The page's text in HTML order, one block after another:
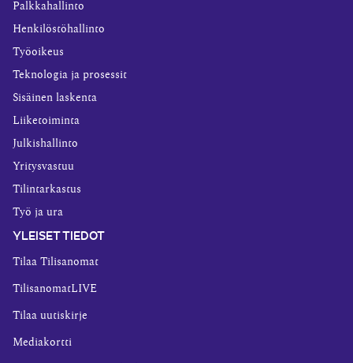
Palkkahallinto
Henkilöstöhallinto
Työoikeus
Teknologia ja prosessit
Sisäinen laskenta
Liiketoiminta
Julkishallinto
Yritysvastuu
Tilintarkastus
Työ ja ura
YLEISET TIEDOT
Tilaa Tilisanomat
TilisanomatLIVE
Tilaa uutiskirje
Mediakortti